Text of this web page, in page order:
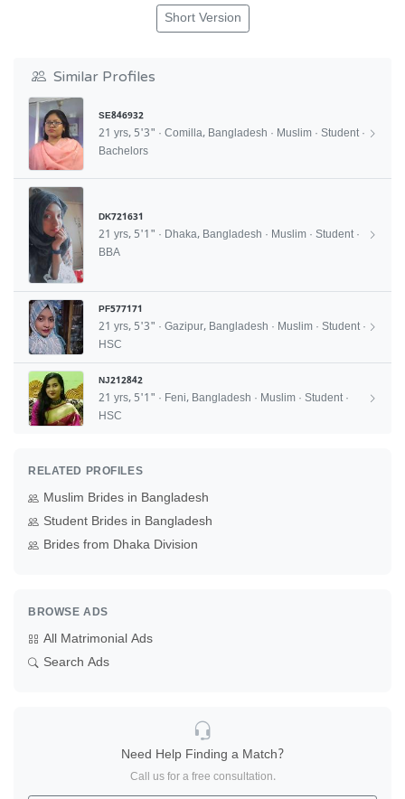
Short Version
Similar Profiles
SE846932
21 yrs, 5'3" · Comilla, Bangladesh · Muslim · Student ·
Bachelors
DK721631
21 yrs, 5'1" · Dhaka, Bangladesh · Muslim · Student ·
BBA
PF577171
21 yrs, 5'3" · Gazipur, Bangladesh · Muslim · Student ·
HSC
NJ212842
21 yrs, 5'1" · Feni, Bangladesh · Muslim · Student ·
HSC
RELATED PROFILES
Muslim Brides in Bangladesh
Student Brides in Bangladesh
Brides from Dhaka Division
BROWSE ADS
All Matrimonial Ads
Search Ads
Need Help Finding a Match?
Call us for a free consultation.